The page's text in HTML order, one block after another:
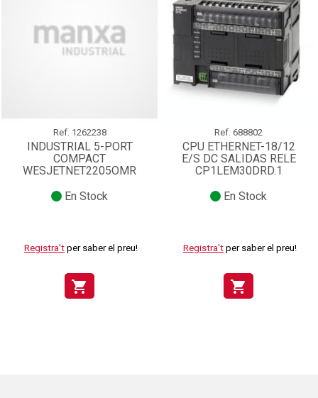
Ref. 1262238
INDUSTRIAL 5-PORT
COMPACT
WESJETNET2205OMR
En Stock
Registra't per saber el preu!
shopping_cart
Ref. 688802
CPU ETHERNET-18/12
E/S DC SALIDAS RELE
CP1LEM30DRD.1
En Stock
Registra't per saber el preu!
shopping_cart